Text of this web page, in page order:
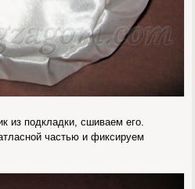
из подкладки, сшиваем его.
частью и фиксируем